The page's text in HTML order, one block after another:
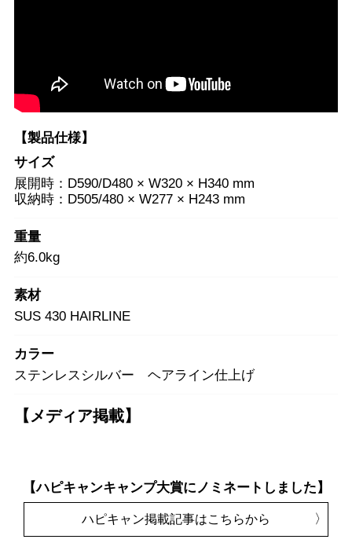
【製品仕様】
サイズ
展開時：D590/D480 × W320 × H340 mm
収納時：D505/480 × W277 × H243 mm
重量
約6.0kg
素材
SUS 430 HAIRLINE
カラー
ステンレスシルバー ヘアライン仕上げ
【メディア掲載】
【ハピキャンキャンプ大賞にノミネートしました】
ハピキャン掲載記事はこちらから